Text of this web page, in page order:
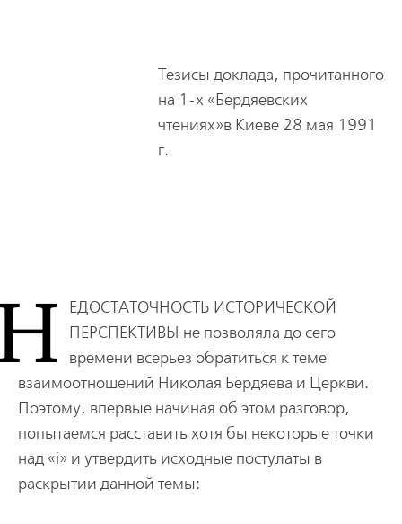
Тезисы доклада, прочитанного
на 1-х «Бердяевских
чтениях»в Киеве 28 мая 1991
г.
ЕДОСТАТОЧНОСТЬ ИСТОРИЧЕСКОЙ
ПЕРСПЕКТИВЫ не позволяла до сего
времени всерьез обратиться к теме
взаимоотношений Николая Бердяева и Церкви.
Поэтому, впервые начиная об этом разговор,
попытаемся расставить хотя бы некоторые точки
над «i» и утвердить исходные постулаты в
раскрытии данной темы: